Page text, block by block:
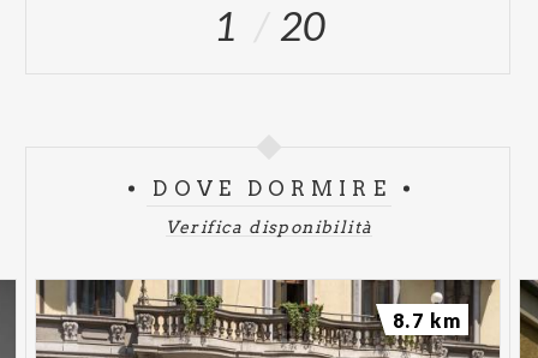
1 20
DOVE DORMIRE
Verifica disponibilità
8.7 km